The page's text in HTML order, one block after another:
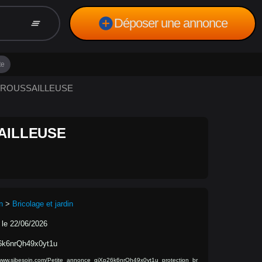
clear_all add_circleDéposer une annonce
> Bricolage et jardin
le 22/06/2026
Petite_annonce_qjXp26k6nrQh49x0yt1u_protection_br